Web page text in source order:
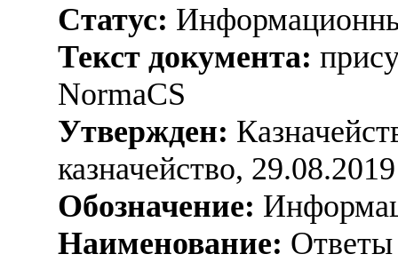
Статус:
Текст документа:
NormaCS
Утвержден:
казначейство, 29.08.2019
Обозначение:
Наименование: